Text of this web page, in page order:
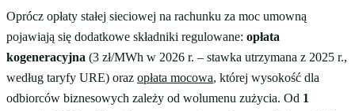
Oprócz opłaty stałej sieciowej na rachunku za moc umowną
pojawiają się dodatkowe składniki regulowane: opłata
kogeneracyjna (3 zł/MWh w 2026 r. – stawka utrzymana z 2025 r.,
według taryfy URE) oraz opłata mocowa, której wysokość dla
odbiorców biznesowych zależy od wolumenu zużycia. Od 1